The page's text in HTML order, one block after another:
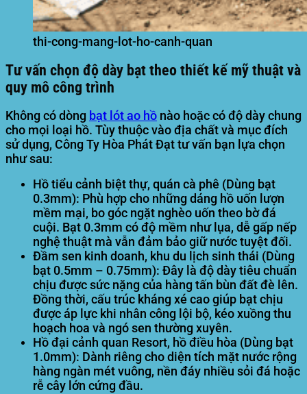
thi-cong-mang-lot-ho-canh-quan
Tư vấn chọn độ dày bạt theo thiết kế mỹ thuật và
quy mô công trình
Không có dòng bạt lót ao hồ nào hoặc có độ dày chung
cho mọi loại hồ. Tùy thuộc vào địa chất và mục đích
sử dụng, Công Ty Hòa Phát Đạttư vấn bạn lựa chọn
như sau:
Hồ tiểu cảnh biệt thự, quán cà phê (Dùng bạt
0.3mm): Phù hợp cho những dáng hồ uốn lượn
mềm mại, bo góc ngặt nghèo uốn theo bờ đá
cuội. Bạt 0.3mm có độ mềm như lụa, dễ gấp nếp
nghệ thuật mà vẫn đảm bảo giữ nước tuyệt đối.
Đầm sen kinh doanh, khu du lịch sinh thái (Dùng
bạt 0.5mm – 0.75mm): Đây là độ dày tiêu chuẩn
chịu được sức nặng của hàng tấn bùn đất đè lên.
Đồng thời, cấu trúc kháng xé cao giúp bạt chịu
được áp lực khi nhân công lội bộ, kéo xuồng thu
hoạch hoa và ngó sen thường xuyên.
Hồ đại cảnh quan Resort, hồ điều hòa (Dùng bạt
1.0mm): Dành riêng cho diện tích mặt nước rộng
hàng ngàn mét vuông, nền đáy nhiều sỏi đá hoặc
rễ cây lớn cứng đầu.